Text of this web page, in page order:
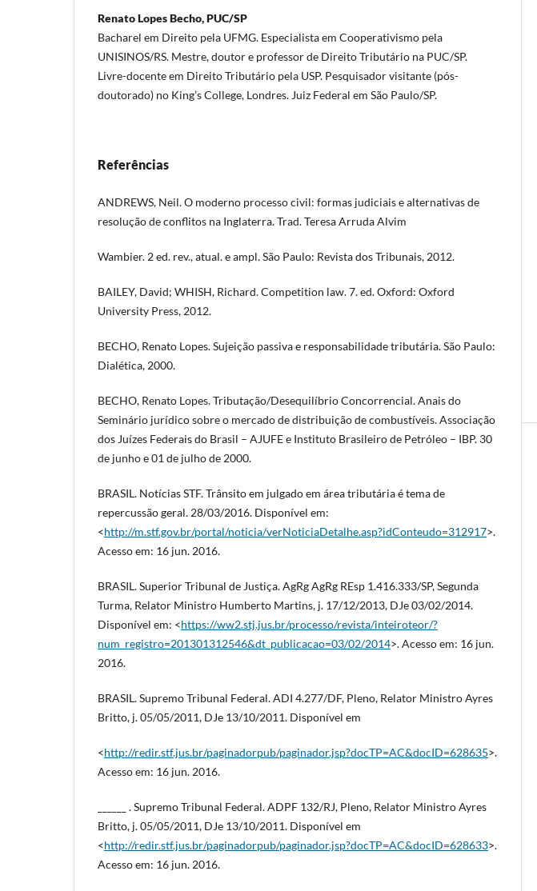
Renato Lopes Becho, PUC/SP
Bacharel em Direito pela UFMG. Especialista em Cooperativismo pela
UNISINOS/RS. Mestre, doutor e professor de Direito Tributário na PUC/SP.
Livre-docente em Direito Tributário pela USP. Pesquisador visitante (pós-
doutorado) no King’s College, Londres. Juiz Federal em São Paulo/SP.
Referências
ANDREWS, Neil. O moderno processo civil: formas judiciais e alternativas de
resolução de conflitos na Inglaterra. Trad. Teresa Arruda Alvim
Wambier. 2 ed. rev., atual. e ampl. São Paulo: Revista dos Tribunais, 2012.
BAILEY, David; WHISH, Richard. Competition law. 7. ed. Oxford: Oxford
University Press, 2012.
BECHO, Renato Lopes. Sujeição passiva e responsabilidade tributária. São Paulo:
Dialética, 2000.
BECHO, Renato Lopes. Tributação/Desequilíbrio Concorrencial. Anais do
Seminário jurídico sobre o mercado de distribuição de combustíveis. Associação
dos Juízes Federais do Brasil – AJUFE e Instituto Brasileiro de Petróleo – IBP. 30
de junho e 01 de julho de 2000.
BRASIL. Notícias STF. Trânsito em julgado em área tributária é tema de
repercussão geral. 28/03/2016. Disponível em:
<http://m.stf.gov.br/portal/noticia/verNoticiaDetalhe.asp?idConteudo=312917>.
Acesso em: 16 jun. 2016.
BRASIL. Superior Tribunal de Justiça. AgRg AgRg REsp 1.416.333/SP, Segunda
Turma, Relator Ministro Humberto Martins, j. 17/12/2013, DJe 03/02/2014.
Disponível em: <https://ww2.stj.jus.br/processo/revista/inteiroteor/?
num_registro=201301312546&dt_publicacao=03/02/2014>. Acesso em: 16 jun.
2016.
BRASIL. Supremo Tribunal Federal. ADI 4.277/DF, Pleno, Relator Ministro Ayres
Britto, j. 05/05/2011, DJe 13/10/2011. Disponível em
<http://redir.stf.jus.br/paginadorpub/paginador.jsp?docTP=AC&docID=628635>.
Acesso em: 16 jun. 2016.
______ . Supremo Tribunal Federal. ADPF 132/RJ, Pleno, Relator Ministro Ayres
Britto, j. 05/05/2011, DJe 13/10/2011. Disponível em
<http://redir.stf.jus.br/paginadorpub/paginador.jsp?docTP=AC&docID=628633>.
Acesso em: 16 jun. 2016.